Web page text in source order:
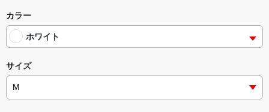
カラー
ホワイト
サイズ